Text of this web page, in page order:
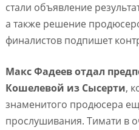
стали объявление
а также решение
финалистов подпишет
Макс Фадеев отдал
Кошелевой из Сысерти,
знаменитого продюсера
прослушивания. Тимати в